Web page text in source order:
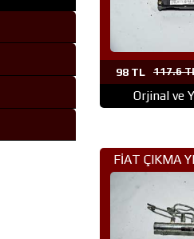
98 TL 117.6
Orjinal ve
FİAT ÇIKMA
(300)BRAVO